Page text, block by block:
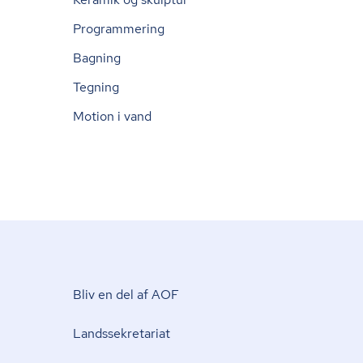
Programmering
Bagning
Tegning
Motion i vand
Bliv en del af AOF
Lands­se­kre­ta­ri­at